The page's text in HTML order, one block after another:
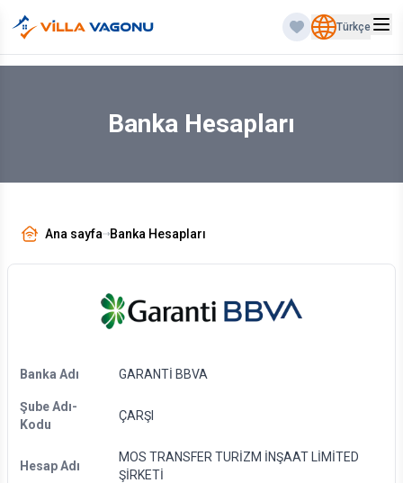
Türkçe
Banka Hesapları
Ana sayfa Banka Hesapları
Banka Adı GARANTİ BBVA
Şube Adı-
Kodu
ÇARŞI
Hesap Adı
MOS TRANSFER TURİZM İNŞAAT LİMİTED
ŞİRKETİ